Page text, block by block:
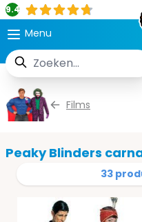
9.4
Menu
Films
Peaky Blinders
33